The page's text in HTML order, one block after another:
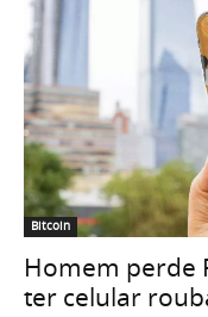
Bitcoin
Homem perde
ter celular